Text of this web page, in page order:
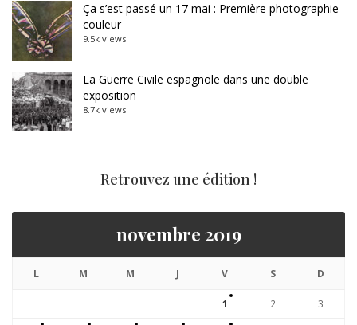
Ça s’est passé un 17 mai : Première photographie
couleur
9.5k views
La Guerre Civile espagnole dans une double
exposition
8.7k views
Retrouvez une édition !
novembre 2019
L M M J V S D
1 2 3